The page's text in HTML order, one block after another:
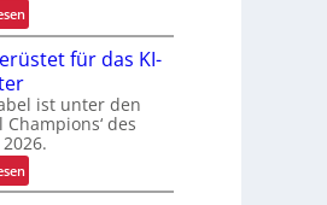
u
r
e
i
h
e
n
j
e
:
M
i
e
t
g
e
s
c
für das KI-
ist unter den
Champions‘ des
:
T